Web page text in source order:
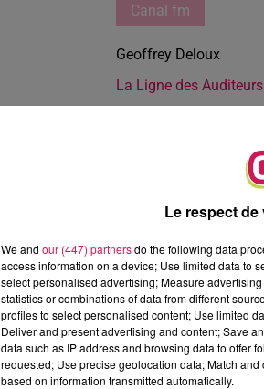
Canal fm
Geoffrey Deloux
La Ligne des Auditeurs
Le respect
We and our (447) partnersdo the following data
access information on a device; Use limited data to
select personalised advertising; Measure
statistics or combinations of data from different
profiles to select personalised content; Use limited
Deliver and present advertising and content; Save
data such as IP address and browsing data to offer
requested; Use precise geolocation data; Match
based on information transmitted automatically.